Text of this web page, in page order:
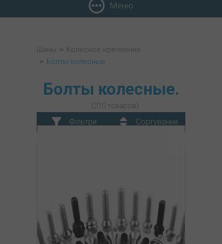
Меню
Шины > Колесное крепления
> Болты колесные
Болты колесные.
(210 товаров)
Фільтри Сортування